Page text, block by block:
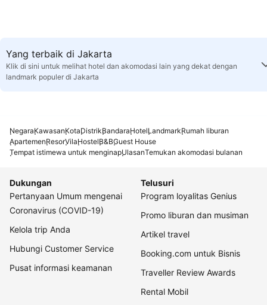
Yang terbaik di Jakarta
Klik di sini untuk melihat hotel dan akomodasi lain yang dekat dengan
landmark populer di Jakarta
NegaraKawasanKotaDistrikBandaraHotelLandmarkRumah liburan
ApartemenResorVilaHostelB&BGuest House
Tempat istimewa untuk menginapUlasanTemukan akomodasi bulanan
Dukungan
Pertanyaan Umum mengenai
Coronavirus (COVID-19)
Kelola trip Anda
Hubungi Customer Service
Pusat informasi keamanan
Telusuri
Program loyalitas Genius
Promo liburan dan musiman
Artikel travel
Booking.com untuk Bisnis
Traveller Review Awards
Rental Mobil